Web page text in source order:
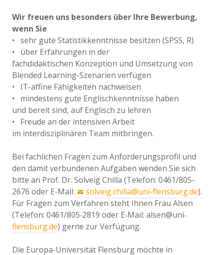
Wir freuen uns besonders über Ihre Bewerbung,
wenn Sie
• sehr gute Statistikkenntnisse besitzen (SPSS, R)
• über Erfahrungen in der
fachdidaktischen Konzeption und Umsetzung von
Blended Learning-Szenarien verfügen
• IT-affine Fähigkeiten nachweisen
• mindestens gute Englischkenntnisse haben
und bereit sind, auf Englisch zu lehren
• Freude an der intensiven Arbeit
im interdisziplinären Team mitbringen.
Bei fachlichen Fragen zum Anforderungsprofil und
den damit verbundenen Aufgaben wenden Sie sich
bitte an Prof. Dr. Solveig Chilla (Telefon: 0461/805-
2676 oder E-Mail:
solveig.chilla@uni-flensburg.de).
Für Fragen zum Verfahren steht Ihnen Frau Alsen
(Telefon: 0461/805‐2819 oder E‐Mail: alsen@uni‐
flensburg.de) gerne zur Verfügung.
Die Europa-Universität Flensburg möchte in